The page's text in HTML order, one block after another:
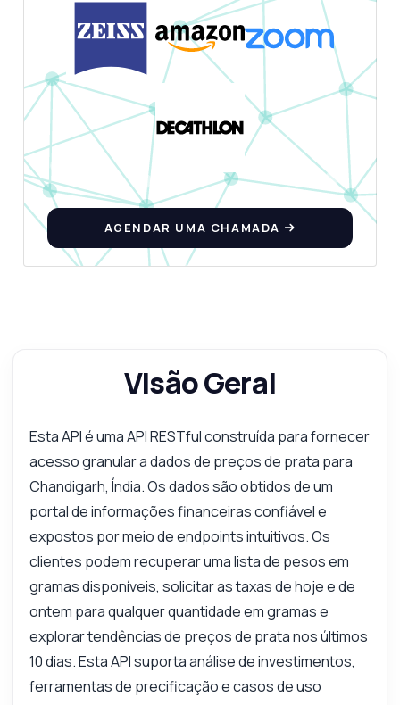
AGENDAR UMA CHAMADA
Visão Geral
Esta API é uma API RESTful construída para fornecer
acesso granular a dados de preços de prata para
Chandigarh, Índia. Os dados são obtidos de um
portal de informações financeiras confiável e
expostos por meio de endpoints intuitivos. Os
clientes podem recuperar uma lista de pesos em
gramas disponíveis, solicitar as taxas de hoje e de
ontem para qualquer quantidade em gramas e
explorar tendências de preços de prata nos últimos
10 dias. Esta API suporta análise de investimentos,
ferramentas de precificação e casos de uso